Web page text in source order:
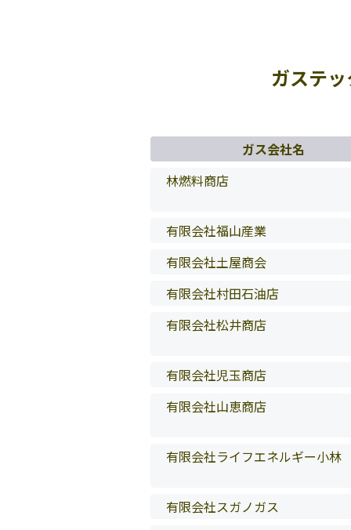
ガステ
ガス会社名
林燃料商店
有限会社福山産業
有限会社土屋商会
有限会社村田石油店
有限会社松井商店
有限会社児玉商店
有限会社山恵商店
有限会社ライフエネルギー小林
有限会社スガノガス